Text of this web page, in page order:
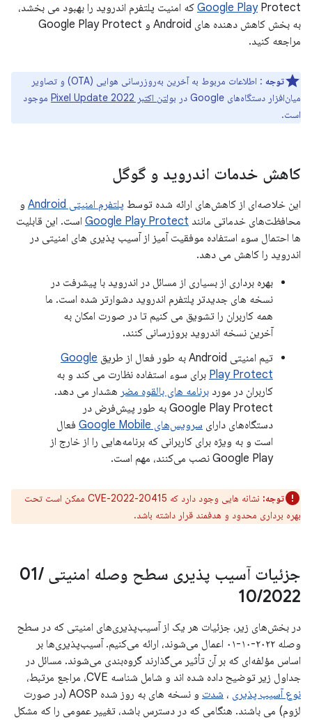
Google Play Protect که امنیت پلتفرم اندروید را بهبود می بخشد،
به بخش کاهش دهنده های Android و Google Play Protect
مراجعه کنید.
توجه
: اطلاعات مربوط به آخرین به‌روزرسانی هوایی (OTA) و تصاویر
میان‌افزار دستگاه‌های Google در
بولتن اکتبر 2022 Pixel Update
موجود
است.
کاهش خدمات اندروید و گوگل
این خلاصه‌ای از کاهش‌های ارائه شده توسط پلتفرم امنیتی Android
و
محافظت‌های خدماتی مانند Google Play Protect است. این قابلیت
ها احتمال سوء استفاده موفقیت آمیز از آسیب پذیری های امنیتی در
اندروید را کاهش می دهد.
بهره برداری از بسیاری از مسائل در اندروید با پیشرفت در
نسخه های جدیدتر پلتفرم اندروید دشوارتر شده است. ما
همه کاربران را تشویق می کنیم تا در صورت امکان به
آخرین نسخه اندروید بروزرسانی کنند.
تیم امنیتی Android به طور فعال از طریق
Google
Play Protect برای سوء استفاده نظارت می کند و به
کاربران در مورد برنامه های بالقوه مضر هشدار می دهد.
Google Play Protect به طور پیش‌فرض در
دستگاه‌های دارای سرویس‌های Google Mobile
فعال
است و به ویژه برای کاربرانی که برنامه‌هایی را از خارج از
Google Play نصب می‌کنند، مهم است.
توجه:
نشانه هایی وجود دارد که CVE-2022-20415 ممکن است تحت
بهره برداری محدود و هدفمند قرار داشته باشد.
جزئیات آسیب پذیری سطح وصله امنیتی 01 /
10/2022
در بخش‌های زیر، جزئیات هر یک از آسیب‌پذیری‌های امنیتی که در سطح
وصله ۲۰۲۲-۱۰-۰۱ اعمال می‌شوند، ارائه می‌کنیم. آسیب‌پذیری‌ها بر
اساس مؤلفه‌ای که بر آن تأثیر می‌گذارند گروه‌بندی می‌شوند. مسائل در
جداول زیر توضیح داده شده اند و شامل شناسه CVE، مراجع مرتبط،
نوع آسیب پذیری ، شدت
و نسخه های به روز شده AOSP (در صورت
لزوم) می باشند. هنگامی که در دسترس باشد، تغییر عمومی را که مشکل